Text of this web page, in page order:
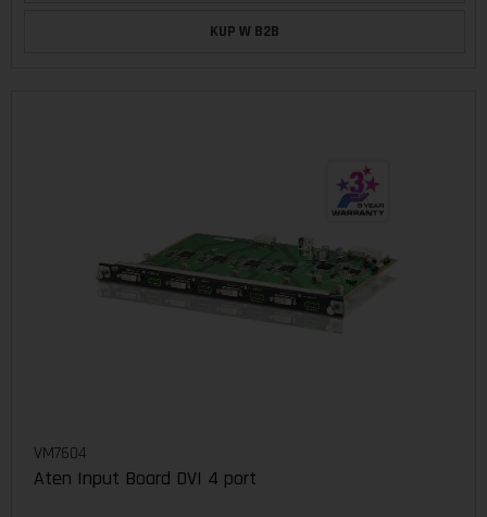
KUP W B2B
VM7604
Aten Input Board DVI 4 port